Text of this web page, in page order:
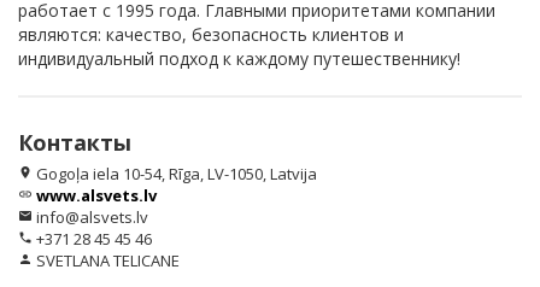
работает с 1995 года. Главными приоритетами компании
являются: качество, безопасность клиентов и
индивидуальный подход к каждому путешественнику!
Контакты
location_on Gogoļa iela 10-54, Rīga, LV-1050, Latvija
link www.alsvets.lv
email info@alsvets.lv
phone +371 28 45 45 46
person SVETLANA TELICANE